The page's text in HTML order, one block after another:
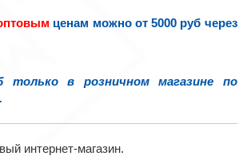
ценам можно от 5000 руб через
только в розничном магазине по
интернет-магазин.